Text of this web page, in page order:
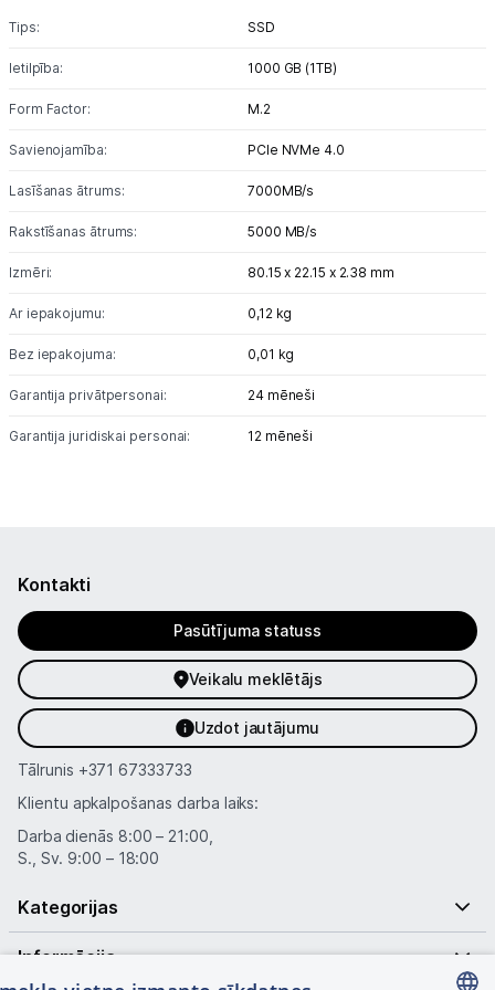
Uzņēmumiem
Tet pakalpojumi
Informācija
Tips: SSD
Ietilpība: 1000 GB (1TB)
Form Factor: M.2
Savienojamība: PCIe NVMe 4.0
Lasīšanas ātrums: 7000MB/s
Rakstīšanas ātrums: 5000 MB/s
Izmēri: 80.15 x 22.15 x 2.38 mm
Ar iepakojumu: 0,12 kg
Bez iepakojuma: 0,01 kg
Garantija privātpersonai: 24 mēneši
Garantija juridiskai personai: 12 mēneši
Kontakti
Pasūtījuma statuss
Veikalu meklētājs
Uzdot jautājumu
Tālrunis +371 67333733
Klientu apkalpošanas darba laiks:
Darba dienās 8:00 – 21:00,
S., Sv. 9:00 – 18:00
Kategorijas
Informācija